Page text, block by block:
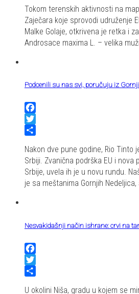
Tokom terenskih aktivnosti na
Zaječara koje sprovodi udruženje
Malke Golaje, otkrivena je retka i
Androsace maxima L. – velika
Podcenili su nas svi, poručuju iz
Facebook
Twitter
Nakon dve pune godine, Rio Tinto
Srbiji. Zvanična podrška EU i nova
Srbije, uvela ih je u novu rundu.
je sa meštanima Gornjih
Nesvakidašnji način ishrane: crvi na
Facebook
Twitter
U okolini Niša, gradu u kojem se